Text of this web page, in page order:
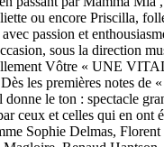
ou encore Priscilla,
passion et
sous la direction
Vôtre « UNE
les premières notes de
le ton : spectacle
ceux et celles qui en ont
Sophie Delmas,